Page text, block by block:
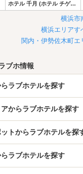
ホテル 千月 (ホテル チゲツ)
横浜市
横浜エリアす
関内・伊勢佐木町エ
ブホ情報
ラブホテルを探す
からラブホテルを探す
トからラブホテルを探
ラブホテルを探す